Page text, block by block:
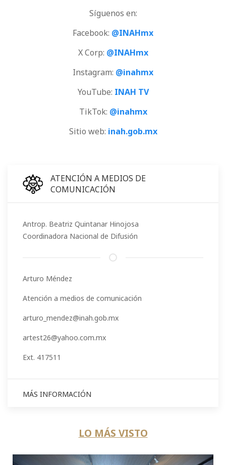
Síguenos en:
Facebook: @INAHmx
X Corp: @INAHmx
Instagram: @inahmx
YouTube: INAH TV
TikTok: @inahmx
Sitio web: inah.gob.mx
ATENCIÓN A MEDIOS DE
COMUNICACIÓN
Antrop. Beatriz Quintanar Hinojosa
Coordinadora Nacional de Difusión
Arturo Méndez
Atención a medios de comunicación
arturo_mendez@inah.gob.mx
artest26@yahoo.com.mx
Ext. 417511
MÁS INFORMACIÓN
LO MÁS VISTO